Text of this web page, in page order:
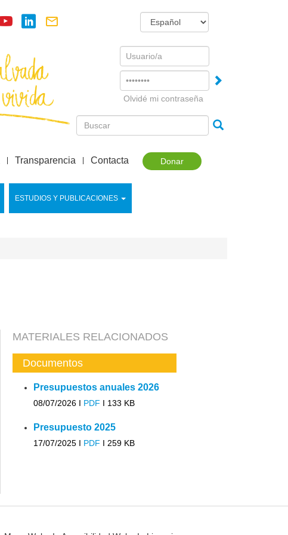
Username
Olvidé mi contraseña
Donar
ESTUDIOS Y PUBLICACIONES
Transparencia Contacta
MATERIALES RELACIONADOS
Documentos
Presupuestos anuales 2026
08/07/2026 I PDF I 133 KB
Presupuesto 2025
17/07/2025 I PDF I 259 KB